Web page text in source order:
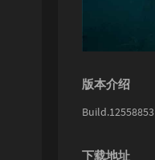
版本介绍
下载地址